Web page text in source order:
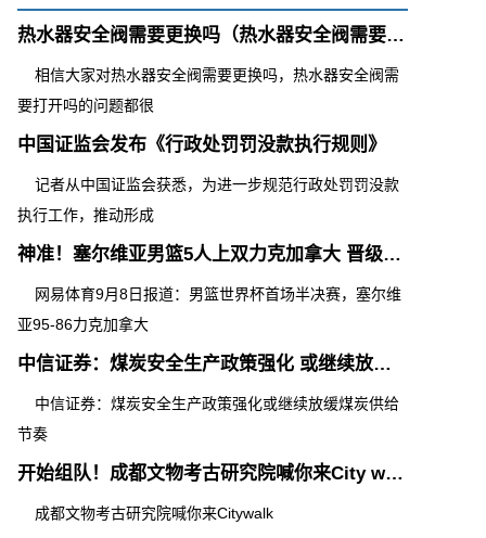
热水器安全阀需要更换吗（热水器安全阀需要打开吗）
相信大家对热水器安全阀需要更换吗，热水器安全阀需
要打开吗的问题都很
中国证监会发布《行政处罚罚没款执行规则》
记者从中国证监会获悉，为进一步规范行政处罚罚没款
执行工作，推动形成
神准！塞尔维亚男篮5人上双力克加拿大 晋级世界杯决赛
网易体育9月8日报道：男篮世界杯首场半决赛，塞尔维
亚95-86力克加拿大
中信证券：煤炭安全生产政策强化 或继续放缓煤炭供给节奏
中信证券：煤炭安全生产政策强化或继续放缓煤炭供给
节奏
开始组队！成都文物考古研究院喊你来City walk
成都文物考古研究院喊你来Citywalk